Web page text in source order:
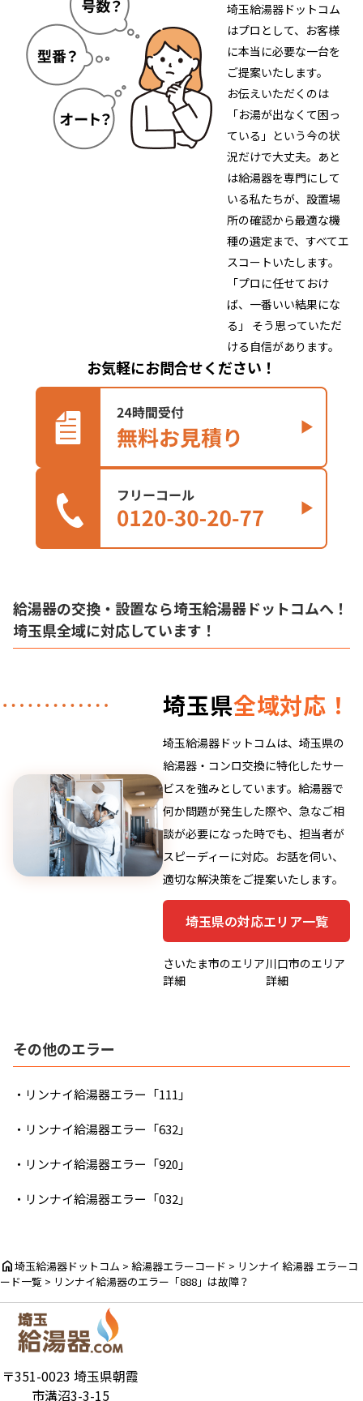
埼玉給湯器ドットコム
はプロとして、お客様
に本当に必要な一台を
ご提案いたします。
お伝えいただくのは
「お湯が出なくて困っ
ている」という今の状
況だけで大丈夫。あと
は給湯器を専門にして
いる私たちが、設置場
所の確認から最適な機
種の選定まで、すべてエ
スコートいたします。
「プロに任せておけ
ば、一番いい結果にな
る」 そう思っていただ
ける自信があります。
お気軽にお問合せください！
給湯器の交換・設置なら埼玉給湯器ドットコムへ！
埼玉県全域に対応しています！
埼玉県全域対応！
埼玉給湯器ドットコムは、埼玉県の
給湯器・コンロ交換に特化したサー
ビスを強みとしています。給湯器で
何か問題が発生した際や、急なご相
談が必要になった時でも、担当者が
スピーディーに対応。お話を伺い、
適切な解決策をご提案いたします。
埼玉県の対応エリア一覧
さいたま市のエリア
詳細
川口市のエリア
詳細
その他のエラー
・リンナイ給湯器エラー「111」
・リンナイ給湯器エラー「632」
・リンナイ給湯器エラー「920」
・リンナイ給湯器エラー「032」
home埼玉給湯器ドットコム > 給湯器エラーコード > リンナイ 給湯器 エラーコ
ード一覧 > リンナイ給湯器のエラー「888」は故障？
〒351-0023 埼玉県朝霞
市溝沼3-3-15